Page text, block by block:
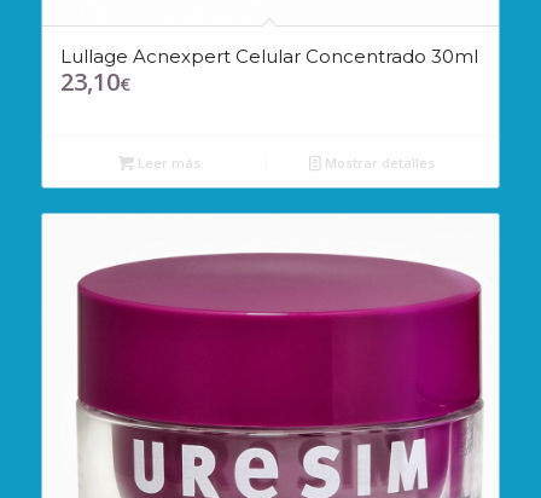
Lullage Acnexpert Celular Concentrado 30ml
23,10€
Leer más Mostrar detalles